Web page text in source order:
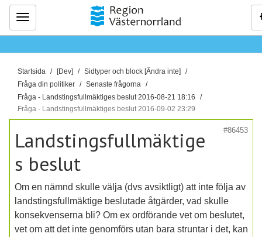
Meny
D
u
ä
r
ä
:
Startsida [Dev]
Sidtyper och block [Ändra inte]
Fråga din politiker
Senaste frågorna
Fråga - Landstingsfullmäktiges beslut 2016-08-21 18:16
Fråga - Landstingsfullmäktiges beslut 2016-09-02 23:29
#86453
Landstingsfullmäktige
s beslut
Om en nämnd skulle välja (dvs avsiktligt) att inte följa av
landstingsfullmäktige beslutade åtgärder, vad skulle
konsekvenserna bli? Om ex ordförande vet om beslutet,
vet om att det inte genomförs utan bara struntar i det, kan